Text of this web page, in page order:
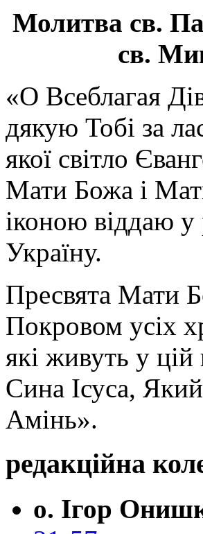
Молитва св.
св.
«О Всеблагая
дякую Тобі за
якої світло
Мати Божа і
іконою віддаю
Україну.
Пресвята Мати
Покровом усіх
які живуть у
Сина Ісуса,
Амінь».
редакційна
о. Ігор